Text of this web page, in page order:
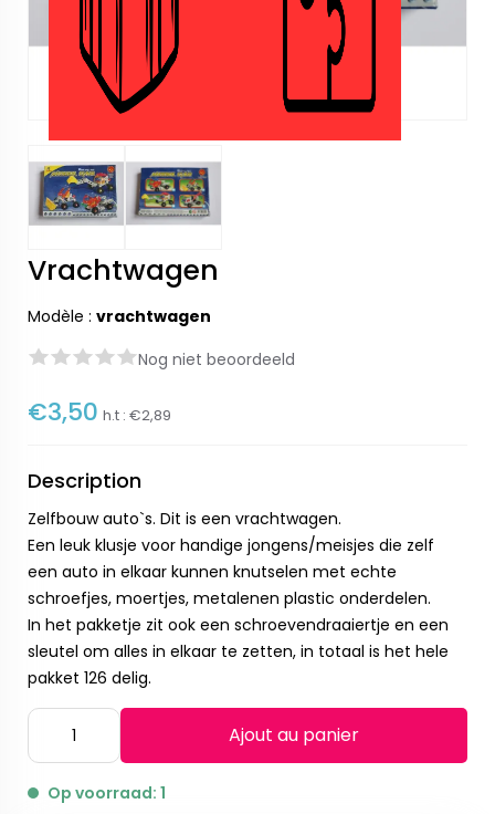
Vrachtwagen
Modèle : vrachtwagen
Nog niet beoordeeld
€3,50 h.t : €2,89
Description
Zelfbouw auto`s. Dit is een vrachtwagen.
Een leuk klusje voor handige jongens/meisjes die zelf
een auto in elkaar kunnen knutselen met echte
schroefjes, moertjes, metalenen plastic onderdelen.
In het pakketje zit ook een schroevendraaiertje en een
sleutel om alles in elkaar te zetten, in totaal is het hele
pakket 126 delig.
Ajout au panier
Op voorraad: 1